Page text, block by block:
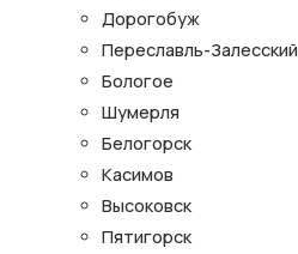
Дорогобуж
Переславль-Залесский
Бологое
Шумерля
Белогорск
Касимов
Высоковск
Пятигорск